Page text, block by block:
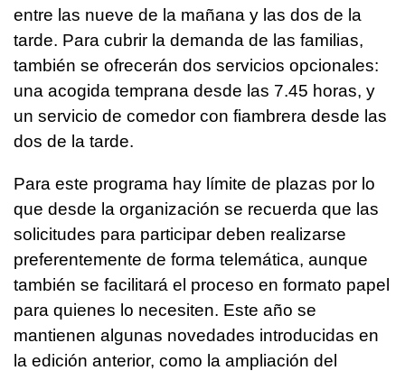
entre las nueve de la mañana y las dos de la
tarde. Para cubrir la demanda de las familias,
también se ofrecerán dos servicios opcionales:
una acogida temprana desde las 7.45 horas, y
un servicio de comedor con fiambrera desde las
dos de la tarde.
Para este programa hay límite de plazas por lo
que desde la organización se recuerda que las
solicitudes para participar deben realizarse
preferentemente de forma telemática, aunque
también se facilitará el proceso en formato papel
para quienes lo necesiten. Este año se
mantienen algunas novedades introducidas en
la edición anterior, como la ampliación del